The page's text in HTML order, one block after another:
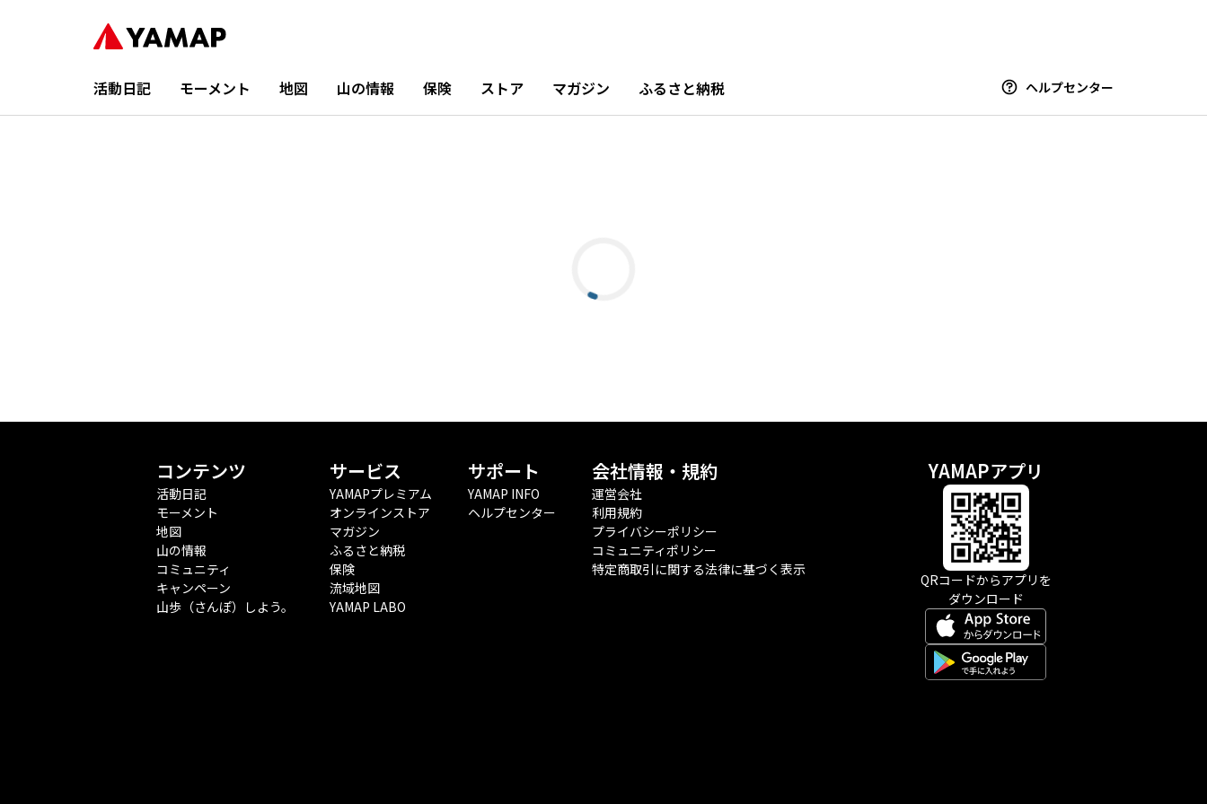
活動日記 モーメント 地図 山の情報 保険 ストア マガジン ふるさと納税 ヘルプセンター
コンテンツ
活動日記
モーメント
地図
山の情報
コミュニティ
キャンペーン
山歩（さんぽ）しよう。
サービス
YAMAPプレミアム
オンラインストア
マガジン
ふるさと納税
保険
流域地図
YAMAP LABO
サポート
YAMAP INFO
ヘルプセンター
会社情報・規約
運営会社
利用規約
プライバシーポリシー
コミュニティポリシー
特定商取引に関する法律に基づく表示
YAMAPアプリ
QRコードからアプリを
ダウンロード